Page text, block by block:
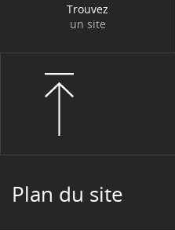
Trouvez
un site
Plan du site